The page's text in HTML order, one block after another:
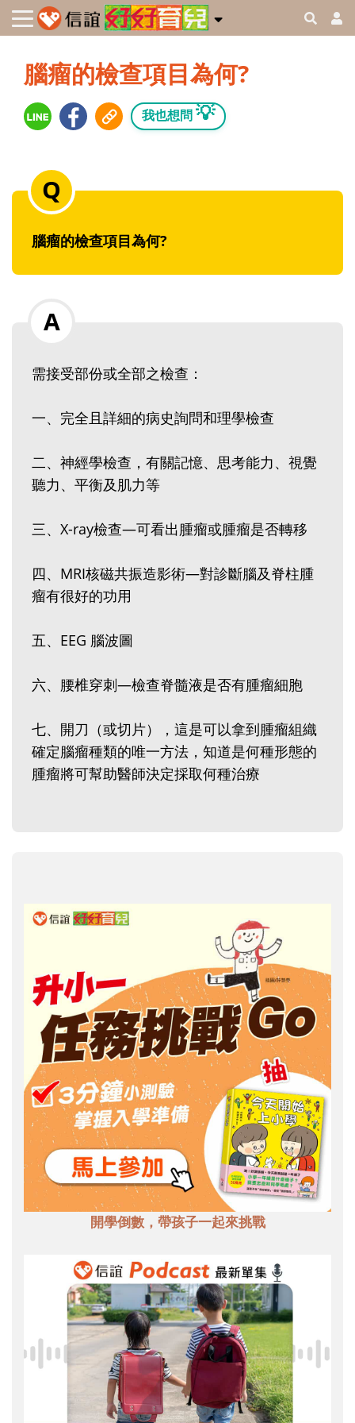
腦瘤的檢查項目為何?
我也想問 💡
腦瘤的檢查項目為何?
需接受部份或全部之檢查：
一、完全且詳細的病史詢問和理學檢查
二、神經學檢查，有關記憶、思考能力、視覺
聽力、平衡及肌力等
三、X-ray檢查—可看出腫瘤或腫瘤是否轉移
四、MRI核磁共振造影術—對診斷腦及脊柱腫
瘤有很好的功用
五、EEG 腦波圖
六、腰椎穿刺—檢查脊髓液是否有腫瘤細胞
七、開刀（或切片），這是可以拿到腫瘤組織
確定腦瘤種類的唯一方法，知道是何種形態的
腫瘤將可幫助醫師決定採取何種治療
開學倒數，帶孩子一起來挑戰